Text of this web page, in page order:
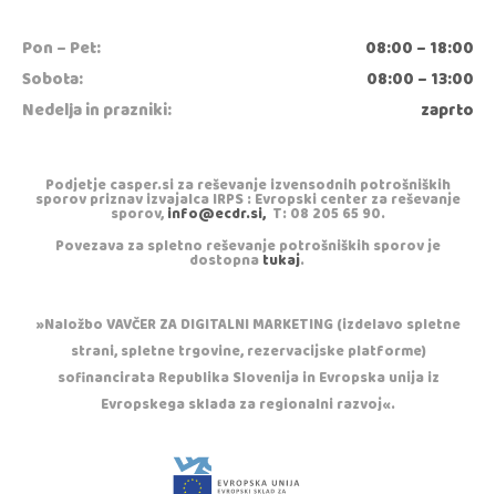
Pon – Pet:
08:00 – 18:00
Sobota:
08:00 – 13:00
Nedelja in prazniki:
zaprto
Podjetje casper.si za reševanje izvensodnih potrošniških
sporov priznav izvajalca IRPS : Evropski center za reševanje
sporov,info@ecdr.si, T: 08 205 65 90.
Povezava za spletno reševanje potrošniških sporov je
dostopnatukaj.
»Naložbo VAVČER ZA DIGITALNI MARKETING (izdelavo spletne
strani, spletne trgovine, rezervacijske platforme)
sofinancirata Republika Slovenija in Evropska unija iz
Evropskega sklada za regionalni razvoj«.